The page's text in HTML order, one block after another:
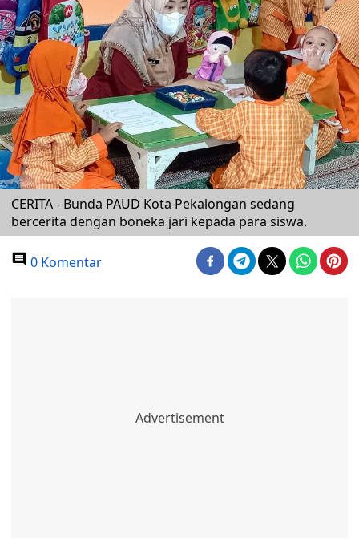
CERITA - Bunda PAUD Kota Pekalongan sedang
bercerita dengan boneka jari kepada para siswa.
0 Komentar